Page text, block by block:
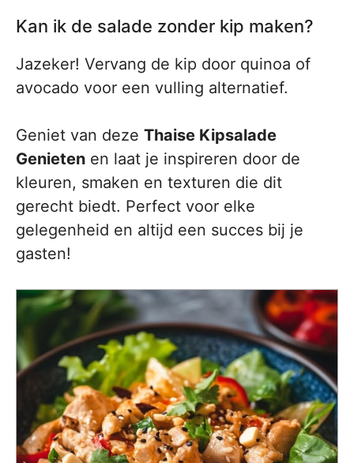
Kan ik de salade zonder kip maken?
Jazeker! Vervang de kip door quinoa of
avocado voor een vulling alternatief.
Geniet van deze Thaise Kipsalade
Genieten en laat je inspireren door de
kleuren, smaken en texturen die dit
gerecht biedt. Perfect voor elke
gelegenheid en altijd een succes bij je
gasten!